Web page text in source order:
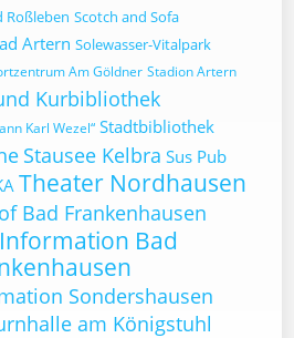
Roßleben Scotch and Sofa
Artern Solewasser-Vitalpark
Am Göldner Stadion Artern
Kurbibliothek
Karl Wezel“ Stadtbibliothek
Stausee Kelbra Sus Pub
Theater Nordhausen
Bad Frankenhausen
Bad
Sondershausen
am Königstuhl